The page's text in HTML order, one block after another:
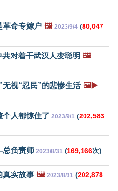
革命专嫁户 🖼️ 2023/9/4 (80,047
对着干武汉人变聪明 🖼️
视“忍民”的悲惨生活 🖼️▶️
个人都惊住了 2023/9/1 (202,583
负责师 2023/8/31 (169,166次)
真实故事 🖼️ 2023/8/31 (202,878